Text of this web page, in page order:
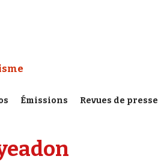
:
Émissions Revues de presse